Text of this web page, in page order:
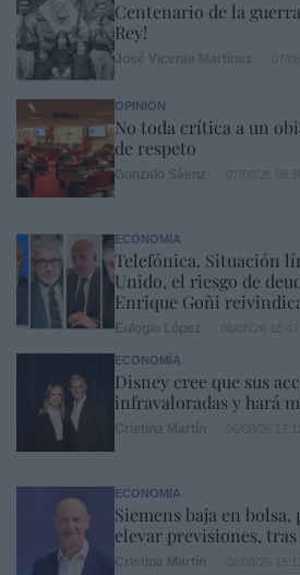
Centenario de la
Rey!
OPINIÓN
No toda crítica a un
de respeto
ECONOMÍA
Telefónica. Situación
Unido, el riesgo de
Enrique Goñi
ECONOMÍA
Disney cree que sus
infravaloradas y hará
ECONOMÍA
Siemens baja en bolsa,
elevar previsiones,